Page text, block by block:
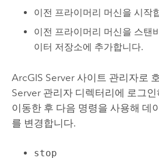
이전 프라이머리 머신을 시작
이전 프라이머리 머신을 스탠
이터 저장소에 추가합니다.
ArcGIS Server사이트 관리자로
Server관리자 디렉터리에 로그
이동한 후 다음 명령을 사용해 데
를 변경합니다.
stop